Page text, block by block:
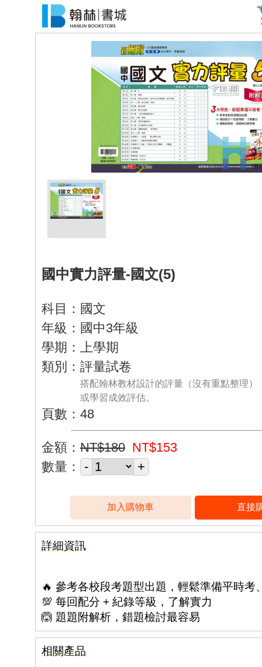
國中實力評量-國文(5)
科目：國文
年級：國中3年級
學期：上學期
類別：評量試卷
搭配翰林教材設計的評量（沒有重點整理）
或學習成效評估。
頁數：48
金額： NT$180 NT$153
數量：
詳細資訊
🔥 參考各校段考題型出題，輕鬆準備平時考
💯 每回配分 + 紀錄等級，了解實力
🙆 題題附解析，錯題檢討最容易
相關產品